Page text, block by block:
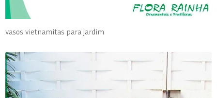
vasos vietnamitas para jardim